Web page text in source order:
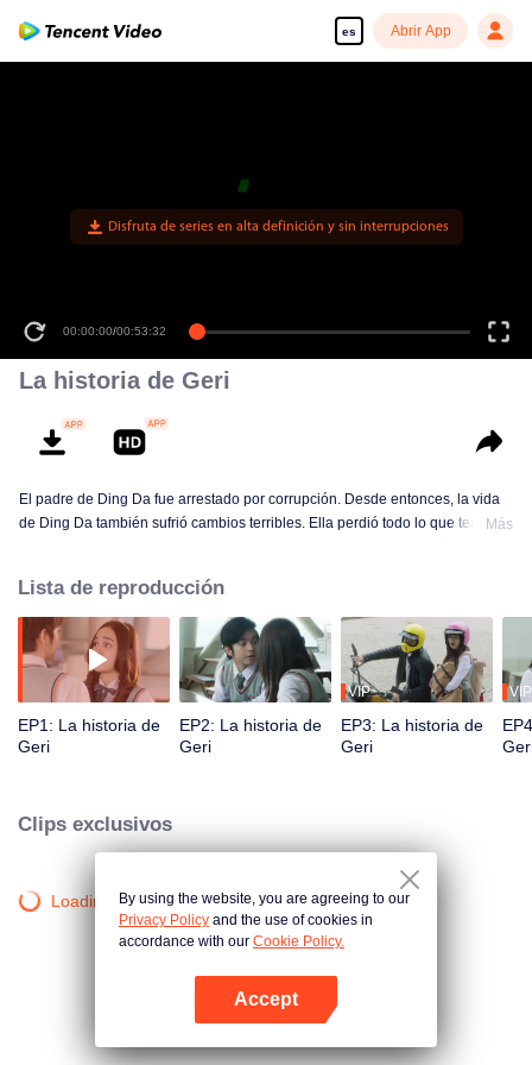
es Abrir App
Disfruta de series en alta definición y sin interrupciones
00:00:00/00:53:32
La historia de Geri
El padre de Ding Da fue arrestado por corrupción. Desde entonces, la vida
de Ding Da también sufrió cambios terribles. Ella perdió todo lo que tenía y
juntos, pasaron por una serie de incidentes y, en el proceso, también
experimentaron sentimientos que nunca antes habían tenido.
Más
Lista de reproducción
EP1: La historia de
Geri
EP2: La historia de
Geri
VIP
EP3: La historia de
Geri
VIP
Clips exclusivos
Loading…By using the website, you are agreeing to our
Privacy Policy and the use of cookies in
accordance with our Cookie Policy.
Accept